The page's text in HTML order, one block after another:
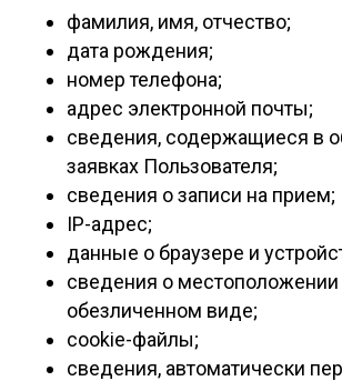
фамилия, имя, отчество;
дата рождения;
номер телефона;
адрес электронной почты;
сведения, содержащиеся в
заявках Пользователя;
сведения о записи на прием;
IP-адрес;
данные о браузере и
сведения о местоположении
обезличенном виде;
cookie-файлы;
сведения, автоматически